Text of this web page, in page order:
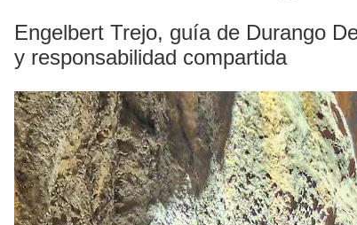
Engelbert Trejo, guía de Durango
y responsabilidad compartida